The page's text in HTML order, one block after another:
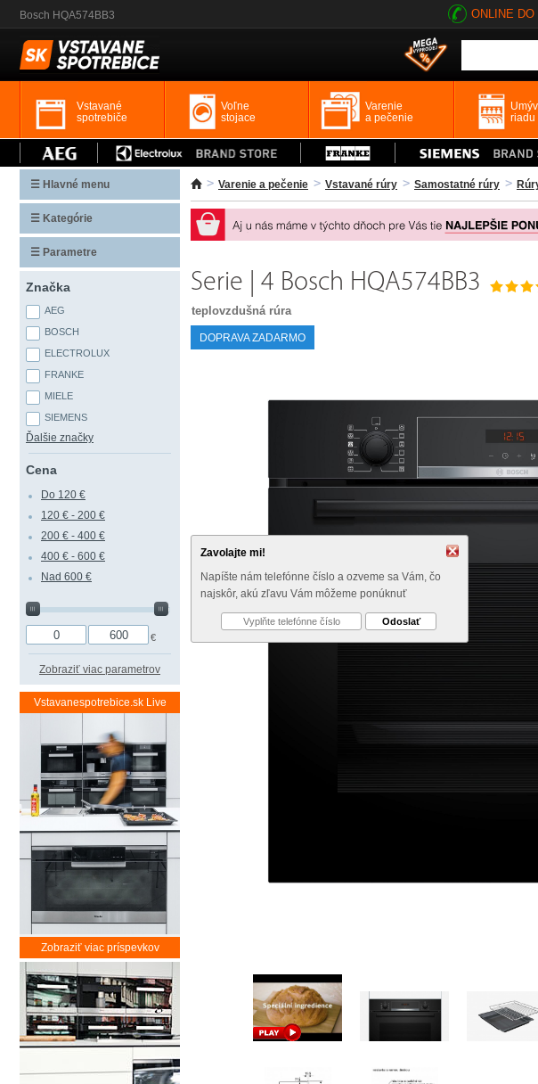
Bosch HQA574BB3 ONLINE DO
Vstavané
spotrebiče
Voľne
stojace
Varenie
a pečenie
riadu
Varenie a pečenie Vstavané rúry Samostatné rúry
Serie | 4 Bosch HQA574BB3
teplovzdušná rúra
DOPRAVA ZADARMO
Zavolajte mi!
Napíšte nám telefónne číslo a ozveme sa Vám, čo
najskôr, akú zľavu Vám môžeme ponúknuť
☰ Hlavné menu
☰ Kategórie
☰ Parametre
Značka
AEG
BOSCH
ELECTROLUX
FRANKE
MIELE
SIEMENS
Ďalšie značky
Cena
Do 120 €
120 € - 200 €
200 € - 400 €
400 € - 600 €
Nad 600 €
€
Zobraziť viac parametrov
Vstavanespotrebice.sk Live
Zobraziť viac príspevkov